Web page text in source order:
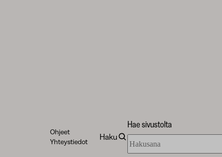
Ohjeet
Yhteystiedot
Haku
Hae sivustolta
sivustolta